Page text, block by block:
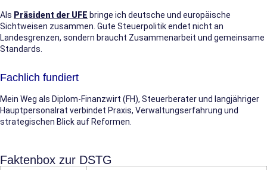
Als Präsident der UFE bringe ich deutsche und europäische
Sichtweisen zusammen. Gute Steuerpolitik endet nicht an
Landesgrenzen, sondern braucht Zusammenarbeit und gemeinsame
Standards.
Fachlich fundiert
Mein Weg als Diplom-Finanzwirt (FH), Steuerberater und langjähriger
Hauptpersonalrat verbindet Praxis, Verwaltungserfahrung und
strategischen Blick auf Reformen.
Faktenbox zur DSTG